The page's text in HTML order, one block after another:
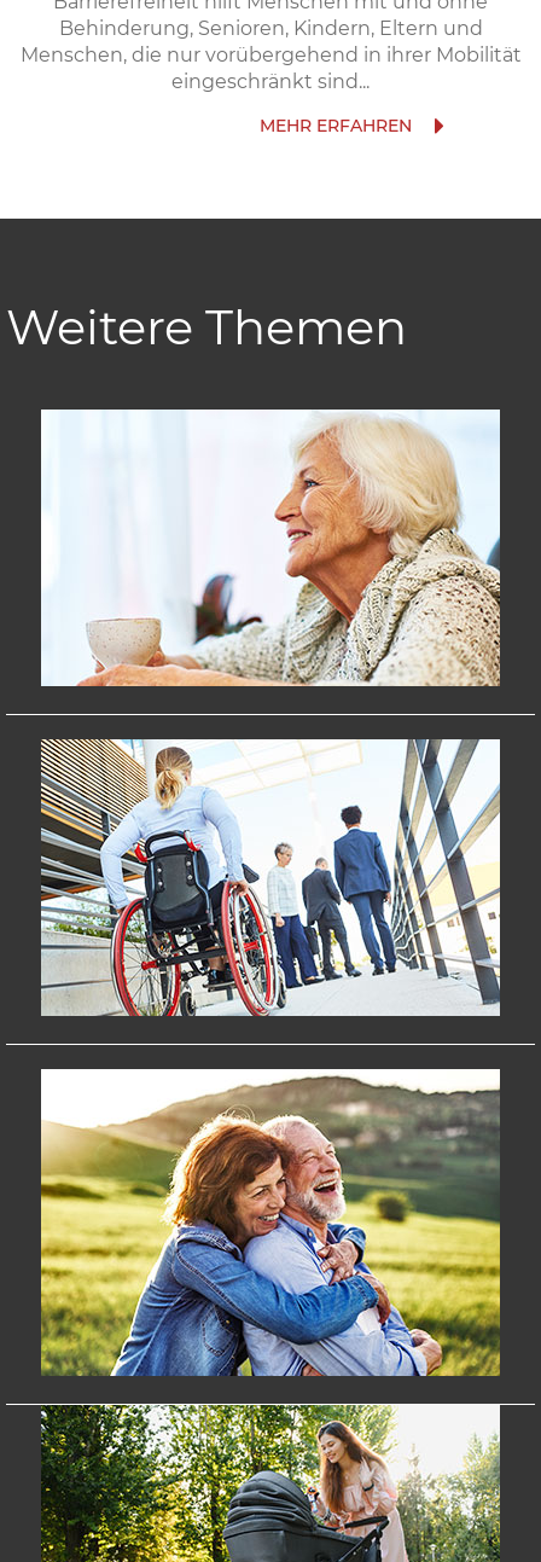
Behinderung, Senioren, Kindern, Eltern und
Menschen, die nur vorübergehend in ihrer Mobilität
eingeschränkt sind...
Weitere Themen